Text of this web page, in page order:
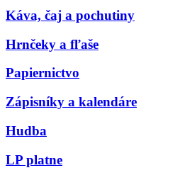
Káva, čaj a pochutiny
Hrnčeky a fľaše
Papiernictvo
Zápisníky a kalendáre
Hudba
LP platne